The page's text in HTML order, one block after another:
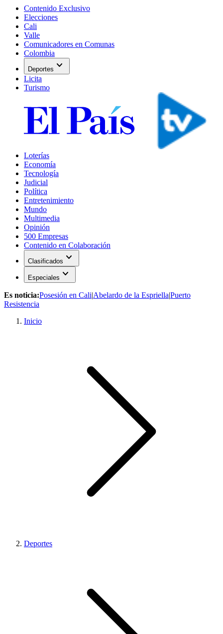
Contenido Exclusivo
Elecciones
Cali
Valle
Comunicadores en Comunas
Colombia
Deportes expand_more
Licita
Turismo
Loterías
Economía
Tecnología
Judicial
Política
Entretenimiento
Mundo
Multimedia
Opinión
500 Empresas
Contenido en Colaboración
Clasificados expand_more
Especiales expand_more
Es noticia:Posesión en Cali|Abelardo de la Espriella|Puerto
Resistencia
Inicio
Deportes